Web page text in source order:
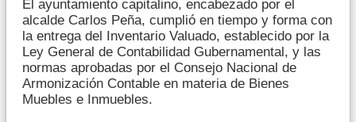
El ayuntamiento capitalino, encabezado por el
alcalde Carlos Peña, cumplió en tiempo y forma con
la entrega del Inventario Valuado, establecido por la
Ley General de Contabilidad Gubernamental, y las
normas aprobadas por el Consejo Nacional de
Armonización Contable en materia de Bienes
Muebles e Inmuebles.